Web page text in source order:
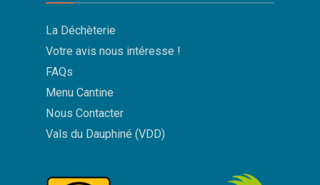
La Déchèterie
Votre avis nous intéresse !
FAQs
Menu Cantine
Nous Contacter
Vals du Dauphiné (VDD)